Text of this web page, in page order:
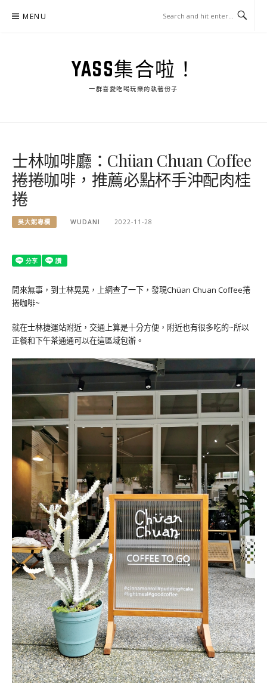
MENU
YASS集合啦！
一群喜愛吃喝玩樂的執著份子
士林咖啡廳：Chüan Chuan Coffee
捲捲咖啡，推薦必點杯手沖配肉桂
捲
吳大妮專欄 WUDANI 2022-11-28
閒來無事，到士林晃晃，上網查了一下，發現Chüan Chuan Coffee捲
捲咖啡~
就在士林捷運站附近，交通上算是十分方便，附近也有很多吃的~所以
正餐和下午茶通通可以在這區域包辦。